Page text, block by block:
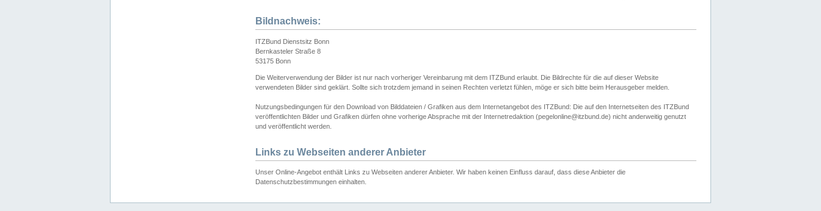
Bildnachweis:
ITZBund Dienstsitz Bonn
Bernkasteler Straße 8
53175 Bonn
Die Weiterverwendung der Bilder ist nur nach vorheriger Vereinbarung mit dem ITZBund erlaubt. Die Bildrechte für die auf dieser Website
verwendeten Bilder sind geklärt. Sollte sich trotzdem jemand in seinen Rechten verletzt fühlen, möge er sich bitte beim Herausgeber melden.
Nutzungsbedingungen für den Download von Bilddateien / Grafiken aus dem Internetangebot des ITZBund: Die auf den Internetseiten des ITZBund
veröffentlichten Bilder und Grafiken dürfen ohne vorherige Absprache mit der Internetredaktion (pegelonline@itzbund.de) nicht anderweitig genutzt
und veröffentlicht werden.
Links zu Webseiten anderer Anbieter
Unser Online-Angebot enthält Links zu Webseiten anderer Anbieter. Wir haben keinen Einfluss darauf, dass diese Anbieter die
Datenschutzbestimmungen einhalten.